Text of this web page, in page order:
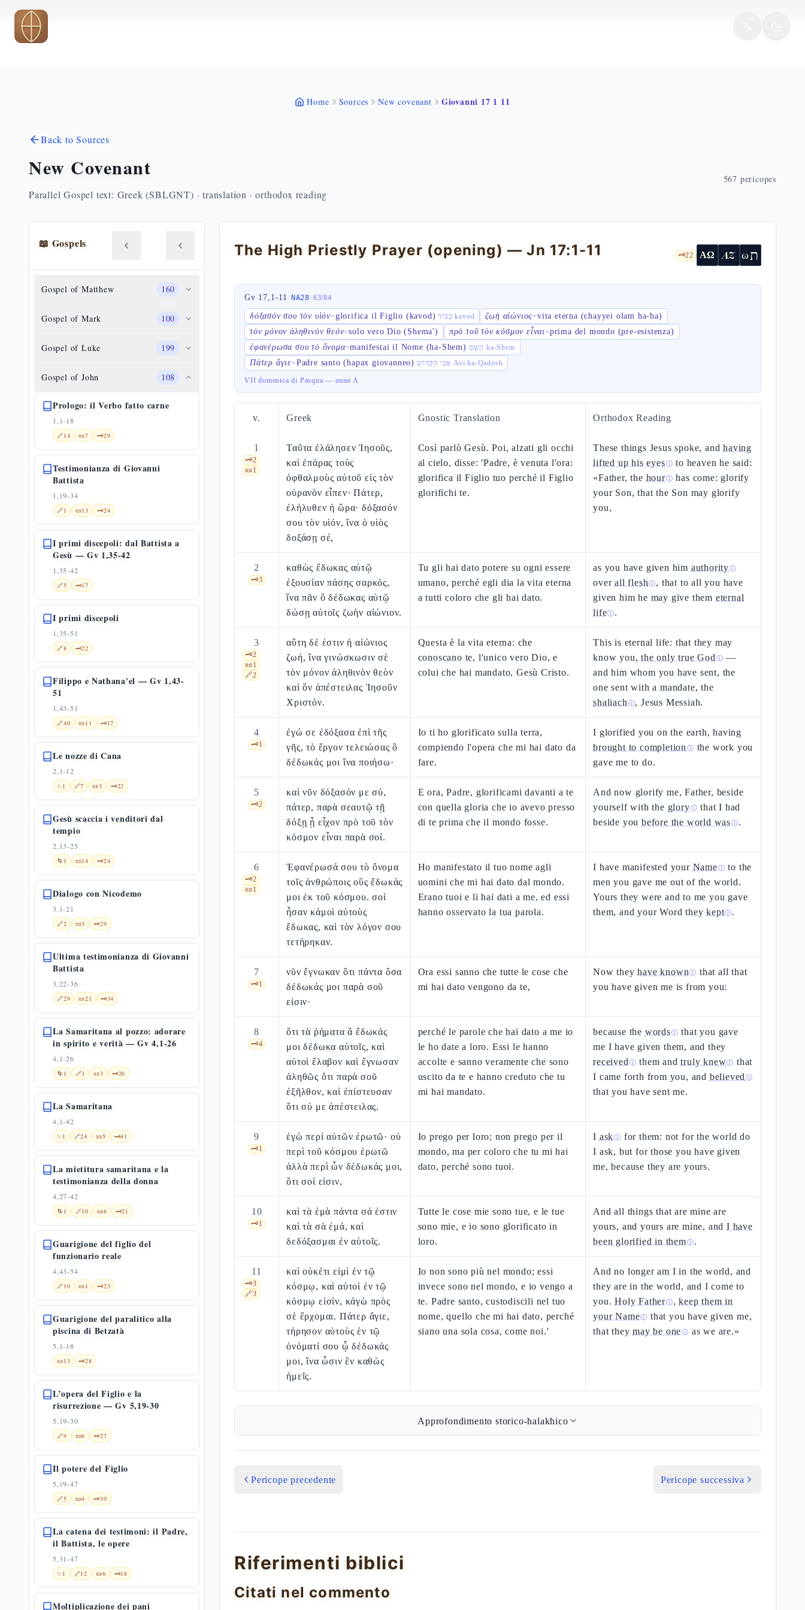
Skip to main content
Home Sources New covenant Giovanni 17 1 11
Back to Sources
New Covenant
Parallel Gospel text: Greek (SBLGNT) · translation · orthodox reading
567 pericopes
📖 Gospels
Gospel of Matthew 160
Gospel of Mark 100
Gospel of Luke 199
Gospel of John 108
Prologo: il Verbo fatto carne
1,1-18
🔗14 📜7 🗝️29
Testimonianza di Giovanni
Battista
1,19-34
🔗1 📜13 🗝️24
I primi discepoli: dal Battista a
Gesù — Gv 1,35-42
1,35-42
🔗5 🗝️17
I primi discepoli
1,35-51
🔗8 🗝️22
Filippo e Nathana'el — Gv 1,43-
51
1,43-51
🔗40 📜11 🗝️17
Le nozze di Cana
2,1-12
✨1 🔗7 📜3 🗝️22
Gesù scaccia i venditori dal
tempio
2,13-25
🌀 1 📜14 🗝️24
Dialogo con Nicodemo
3,1-21
🔗2 📜3 🗝️29
Ultima testimonianza di Giovanni
Battista
3,22-36
🔗29 📜21 🗝️34
La Samaritana al pozzo: adorare
in spirito e verità — Gv 4,1-26
4,1-26
🌀 1 🔗3 📜3 🗝️26
La Samaritana
4,1-42
✨1 🔗24 📜5 🗝️41
La mietitura samaritana e la
testimonianza della donna
4,27-42
🌀 1 🔗10 📜6 🗝️21
Guarigione del figlio del
funzionario reale
4,43-54
🔗10 📜1 🗝️23
Guarigione del paralitico alla
piscina di Betzatà
5,1-18
📜13 🗝️28
L’opera del Figlio e la
risurrezione — Gv 5,19-30
5,19-30
🔗9 📜6 🗝️27
Il potere del Figlio
5,19-47
🔗5 📜4 🗝️30
La catena dei testimoni: il Padre,
il Battista, le opere
5,31-47
✨1 🔗12 📜6 🗝️18
Moltiplicazione dei pani
The High Priestly Prayer (opening) — Jn 17:1-11 🗝️22 ΑΩ AZ ωת
Gv 17,1-11 · NA28· 63/84
δόξασόν σου τὸν υἱόν=glorifica il Figlio (kavod) כָּבוֹד kavod ζωὴ αἰώνιος=vita eterna (chayyei olam ha-ba)
τὸν μόνον ἀληθινὸν θεόν=solo vero Dio (Shema') πρὸ τοῦ τὸν κόσμον εἶναι=prima del mondo (pre-esistenza)
ἐφανέρωσα σου τὸ ὄνομα=manifestai il Nome (ha-Shem) הַשֵּׁם ha-Shem
Πάτερ ἅγιε=Padre santo (hapax giovanneo) אָבִי הַקָּדוֹשׁ Avi ha-Qadosh
VII domenica di Pasqua — anno A
v. Greek Gnostic Translation Orthodox Reading
1
🗝️2
📜1
Ταῦτα ἐλάλησεν Ἰησοῦς,
καὶ ἐπάρας τοὺς
ὀφθαλμοὺς αὐτοῦ εἰς τὸν
οὐρανὸν εἶπεν· Πάτερ,
ἐλήλυθεν ἡ ὥρα· δόξασόν
σου τὸν υἱόν, ἵνα ὁ υἱὸς
δοξάσῃ σέ,
Così parlò Gesù. Poi, alzati gli occhi
al cielo, disse: 'Padre, è venuta l'ora:
glorifica il Figlio tuo perché il Figlio
glorifichi te.
These things Jesus spoke, andhaving
lifted up his eyesⓘ to heaven he said:
«Father, the hourⓘ has come: glorify
your Son, that the Son may glorify
you,
2
🗝️3
καθὼς ἔδωκας αὐτῷ
ἐξουσίαν πάσης σαρκός,
ἵνα πᾶν ὃ δέδωκας αὐτῷ
δώσῃ αὐτοῖς ζωὴν αἰώνιον.
Tu gli hai dato potere su ogni essere
umano, perché egli dia la vita eterna
a tutti coloro che gli hai dato.
as you have given him authorityⓘ
overall flesh ⓘ, that to all you have
given him he may give them eternal
lifeⓘ.
3
🗝️2
📜1
🔗2
αὕτη δέ ἐστιν ἡ αἰώνιος
ζωή, ἵνα γινώσκωσιν σὲ
τὸν μόνον ἀληθινὸν θεὸν
καὶ ὃν ἀπέστειλας Ἰησοῦν
Χριστόν.
Questa è la vita eterna: che
conoscano te, l'unico vero Dio, e
colui che hai mandato, Gesù Cristo.
This is eternal life: that they may
know you,the only true God ⓘ —
and him whom you have sent, the
one sent with a mandate, the
shaliach ⓘ, Jesus Messiah.
4
🗝️1
ἐγώ σε ἐδόξασα ἐπὶ τῆς
γῆς, τὸ ἔργον τελειώσας ὃ
δέδωκάς μοι ἵνα ποιήσω·
Io ti ho glorificato sulla terra,
compiendo l'opera che mi hai dato da
fare.
I glorified you on the earth, having
brought to completion ⓘ the work you
gave me to do.
5
🗝️2
καὶ νῦν δόξασόν με σύ,
πάτερ, παρὰ σεαυτῷ τῇ
δόξῃ ᾗ εἶχον πρὸ τοῦ τὸν
κόσμον εἶναι παρὰ σοί.
E ora, Padre, glorificami davanti a te
con quella gloria che io avevo presso
di te prima che il mondo fosse.
And now glorify me, Father, beside
yourself with the gloryⓘ that I had
beside youbefore the world wasⓘ.
6
🗝️2
📜1
Ἐφανέρωσά σου τὸ ὄνομα
τοῖς ἀνθρώποις οὓς ἔδωκάς
μοι ἐκ τοῦ κόσμου. σοὶ
ἦσαν κἀμοὶ αὐτοὺς
ἔδωκας, καὶ τὸν λόγον σου
τετήρηκαν.
Ho manifestato il tuo nome agli
uomini che mi hai dato dal mondo.
Erano tuoi e li hai dati a me, ed essi
hanno osservato la tua parola.
I have manifested your Nameⓘ to the
men you gave me out of the world.
Yours they were and to me you gave
them, and your Word theykeptⓘ.
7
🗝️1
νῦν ἔγνωκαν ὅτι πάντα ὅσα
δέδωκάς μοι παρὰ σοῦ
εἰσιν·
Ora essi sanno che tutte le cose che
mi hai dato vengono da te,
Now theyhave known ⓘ that all that
you have given me is from you:
8
🗝️4
ὅτι τὰ ῥήματα ἃ ἔδωκάς
μοι δέδωκα αὐτοῖς, καὶ
αὐτοὶ ἔλαβον καὶ ἔγνωσαν
ἀληθῶς ὅτι παρὰ σοῦ
ἐξῆλθον, καὶ ἐπίστευσαν
ὅτι σύ με ἀπέστειλας.
perché le parole che hai dato a me io
le ho date a loro. Essi le hanno
accolte e sanno veramente che sono
uscito da te e hanno creduto che tu
mi hai mandato.
because the wordsⓘ that you gave
me I have given them, and they
received ⓘ them andtruly knewⓘ that
I came forth from you, and believed ⓘ
that you have sent me.
9
🗝️1
ἐγὼ περὶ αὐτῶν ἐρωτῶ· οὐ
περὶ τοῦ κόσμου ἐρωτῶ
ἀλλὰ περὶ ὧν δέδωκάς μοι,
ὅτι σοί εἰσιν,
Io prego per loro; non prego per il
mondo, ma per coloro che tu mi hai
dato, perché sono tuoi.
I askⓘ for them: not for the world do
I ask, but for those you have given
me, because they are yours.
10
🗝️1
καὶ τὰ ἐμὰ πάντα σά ἐστιν
καὶ τὰ σὰ ἐμά, καὶ
δεδόξασμαι ἐν αὐτοῖς.
Tutte le cose mie sono tue, e le tue
sono mie, e io sono glorificato in
loro.
And all things that are mine are
yours, and yours are mine, andI have
been glorified in themⓘ.
11
🗝️3
🔗3
καὶ οὐκέτι εἰμὶ ἐν τῷ
κόσμῳ, καὶ αὐτοὶ ἐν τῷ
κόσμῳ εἰσίν, κἀγὼ πρὸς
σὲ ἔρχομαι. Πάτερ ἅγιε,
τήρησον αὐτοὺς ἐν τῷ
ὀνόματί σου ᾧ δέδωκάς
μοι, ἵνα ὦσιν ἓν καθὼς
ἡμεῖς.
Io non sono più nel mondo; essi
invece sono nel mondo, e io vengo a
te. Padre santo, custodiscili nel tuo
nome, quello che mi hai dato, perché
siano una sola cosa, come noi.'
And no longer am I in the world, and
they are in the world, and I come to
you.Holy Fatherⓘ,keep them in
your Nameⓘ that you have given me,
that theymay be oneⓘ as we are.»
Approfondimento storico-halakhico
Pericope precedente Pericope successiva
Riferimenti biblici
Citati nel commento